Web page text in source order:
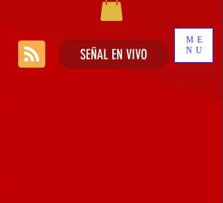
ME
NU
SEÑAL EN VIVO